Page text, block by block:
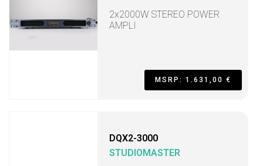
2x2000W STEREO POWER
AMPLI
MSRP: 1.631,00 €
DQX2-3000
STUDIOMASTER